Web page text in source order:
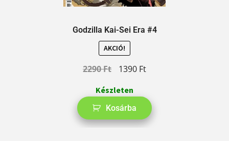
Godzilla Kai-Sei Era #4
AKCIÓ!
2290Ft 1390 Ft
Készleten
Kosárba